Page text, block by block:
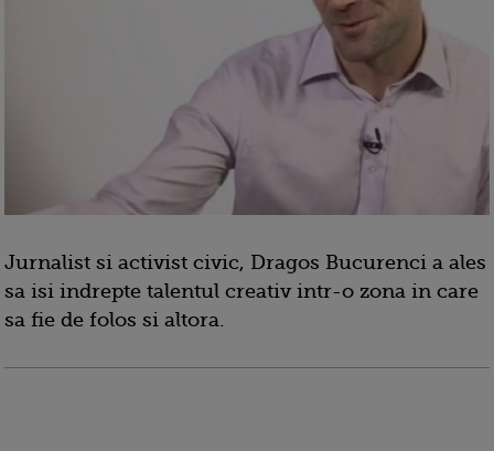
Jurnalist si activist civic, Dragos Bucurenci a ales
sa isi indrepte talentul creativ intr-o zona in care
sa fie de folos si altora.